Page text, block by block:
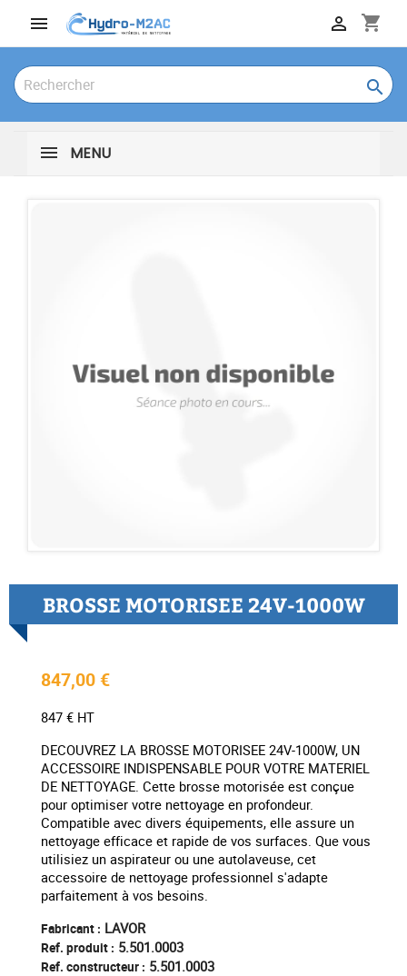
 shopping_cart


MENU
BROSSE MOTORISEE 24V-1000W
847,00 €
847 € HT
DECOUVREZ LA BROSSE MOTORISEE 24V-1000W, UN
ACCESSOIRE INDISPENSABLE POUR VOTRE MATERIEL
DE NETTOYAGE. Cette brosse motorisée est conçue
pour optimiser votre nettoyage en profondeur.
Compatible avec divers équipements, elle assure un
nettoyage efficace et rapide de vos surfaces. Que vous
utilisiez un aspirateur ou une autolaveuse, cet
accessoire de nettoyage professionnel s'adapte
parfaitement à vos besoins.
Fabricant : LAVOR
Ref. produit : 5.501.0003
Ref. constructeur : 5.501.0003